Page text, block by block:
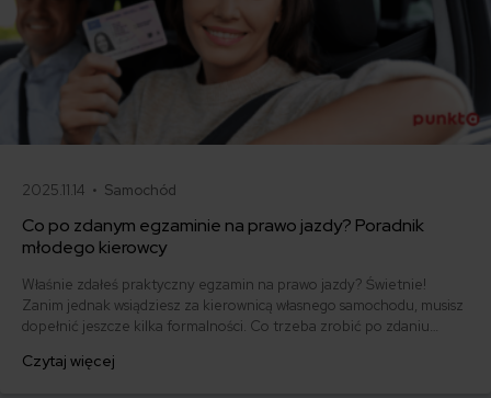
2025.11.14 • Samochód
Co po zdanym egzaminie na prawo jazdy? Poradnik
młodego kierowcy
Właśnie zdałeś praktyczny egzamin na prawo jazdy? Świetnie!
Zanim jednak wsiądziesz za kierownicą własnego samochodu, musisz
dopełnić jeszcze kilka formalności. Co trzeba zrobić po zdaniu
którym szybko załatwisz sprawy urzędowe i będziesz mógł prowadzić
Czytaj więcej